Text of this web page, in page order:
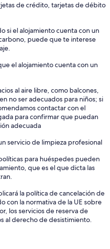
de crédito, tarjetas de débito
si el alojamiento cuenta con un
puede que te interese
el alojamiento cuenta con un
al aire libre, como balcones,
no ser adecuados para niños; si
contactar con el
para confirmar que puedan
adecuada
servicio de limpieza profesional
para huéspedes pueden
que es el que dicta las
la política de cancelación de
con la normativa de la UE sobre
los servicios de reserva de
al derecho de desistimiento.